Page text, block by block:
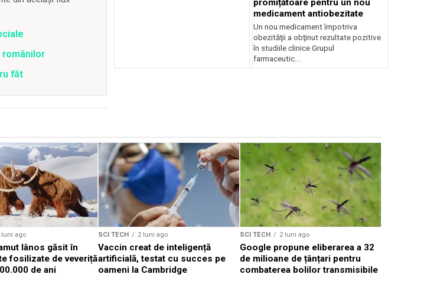
românilor
făt
promițătoare pentru un nou
medicament antiobezitate
Un nou medicament împotriva
obezităţii a obţinut rezultate pozitive
în studiile clinice Grupul
farmaceutic...
luni ago
lânos găsit în
fosilizate de veveriță
de ani
SCI TECH 2 luni ago
Vaccin creat de inteligență
artificială, testat cu succes pe
oameni la Cambridge
SCI TECH 2 luni ago
Google propune eliberarea a 32
de milioane de țânțari pentru
combaterea bolilor transmisibile